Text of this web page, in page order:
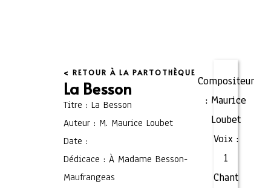
< RETOUR À LA PARTOTHÈQUE
La Besson
Titre : La Besson
Auteur : M. Maurice Loubet
Date :
Dédicace : À Madame Besson-
Maufrangeas
Compositeur
: Maurice
Loubet
Voix :
1
Chant